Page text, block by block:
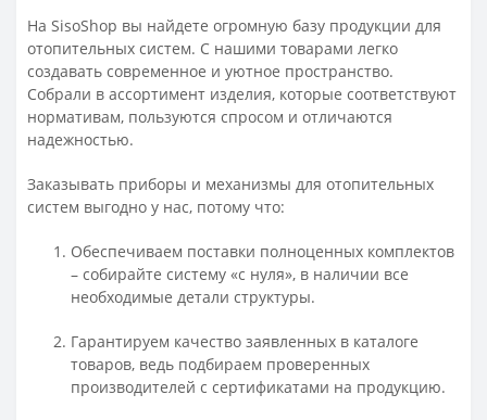
На SisoShop вы найдете огромную базу продукции для
отопительных систем. С нашими товарами легко
создавать современное и уютное пространство.
Собрали в ассортимент изделия, которые соответствуют
нормативам, пользуются спросом и отличаются
надежностью.
Заказывать приборы и механизмы для отопительных
систем выгодно у нас, потому что:
Обеспечиваем поставки полноценных комплектов
– собирайте систему «с нуля», в наличии все
необходимые детали структуры.
Гарантируем качество заявленных в каталоге
товаров, ведь подбираем проверенных
производителей с сертификатами на продукцию.